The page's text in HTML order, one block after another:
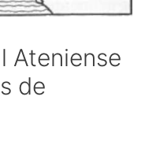
Ateniense
de